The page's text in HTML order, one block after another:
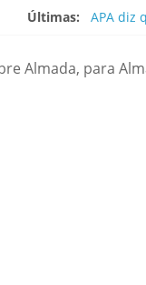
Últimas:
APA diz
Ponte
Almada, para